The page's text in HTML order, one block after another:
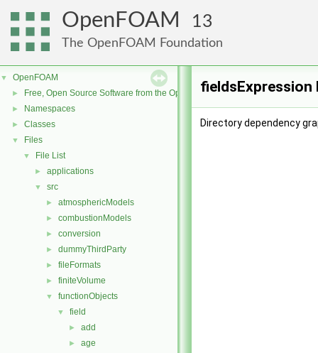
OpenFOAM 13
The OpenFOAM Foundation
▼ OpenFOAM
► Free, Open Source Software from the OpenFOAM Foundation
► Namespaces
► Classes
▼ Files
▼ File List
► applications
▼ src
► atmosphericModels
► combustionModels
► conversion
► dummyThirdParty
► fileFormats
► finiteVolume
▼ functionObjects
▼ field
► add
► age
fieldsExpression
Directory dependency